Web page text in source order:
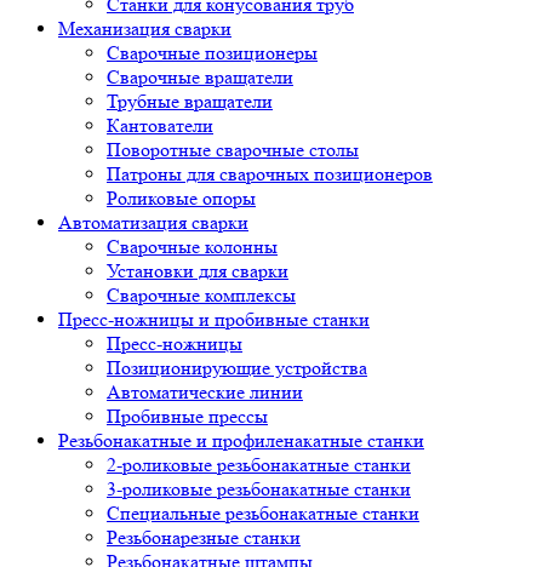
Механизация сварки
Сварочные позиционеры
Сварочные вращатели
Трубные вращатели
Кантователи
Поворотные сварочные столы
Патроны для сварочных позиционеров
Роликовые опоры
Автоматизация сварки
Сварочные колонны
Установки для сварки
Сварочные комплексы
Пресс-ножницы и пробивные станки
Пресс-ножницы
Позиционирующие устройства
Автоматические линии
Пробивные прессы
Резьбонакатные и профиленакатные станки
2-роликовые резьбонакатные станки
3-роликовые резьбонакатные станки
Специальные резьбонакатные станки
Резьбонарезные станки
Резьбонакатные штампы